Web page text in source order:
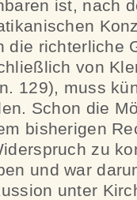
ist, nach
die richterliche
von
129), muss
Schon die
bisherigen
zu
und war
unter